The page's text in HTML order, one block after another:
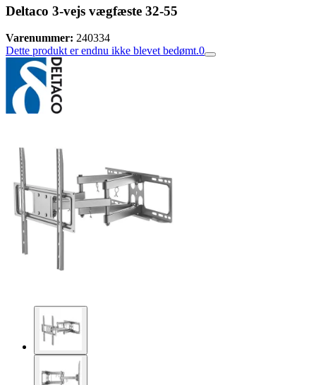
Deltaco 3-vejs vægfæste 32-55
Varenummer: 240334
Dette produkt er endnu ikke blevet bedømt.0